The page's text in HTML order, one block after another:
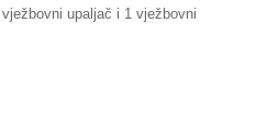
upaljač i 1 vježbovni